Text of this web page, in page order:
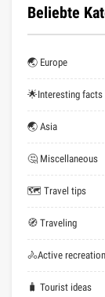
Beliebte
🌏 Europe
🌟Interesting facts
🌏 Asia
🤔 Miscellaneous
🗺 Travel tips
🧭 Traveling
🚴Active recreation
🧳 Tourist ideas